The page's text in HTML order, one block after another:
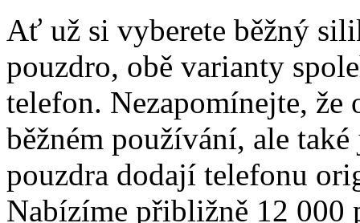
Ať už si vyberete běžný
pouzdro, obě varianty
telefon. Nezapomínejte,
běžném používání, ale
pouzdra dodají telefonu
Nabízíme přibližně 12 000